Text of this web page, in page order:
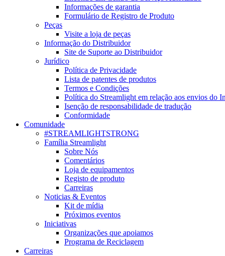
Informações de garantia
Formulário de Registro de Produto
Peças
Visite a loja de peças
Informação do Distribuidor
Site de Suporte ao Distribuidor
Jurídico
Política de Privacidade
Lista de patentes de produtos
Termos e Condições
Política do Streamlight em relação aos envios do
Isenção de responsabilidade de tradução
Conformidade
Comunidade
#STREAMLIGHTSTRONG
Família Streamlight
Sobre Nós
Comentários
Loja de equipamentos
Registo de produto
Carreiras
Noticias & Eventos
Kit de mídia
Próximos eventos
Iniciativas
Organizações que apoiamos
Programa de Reciclagem
Carreiras